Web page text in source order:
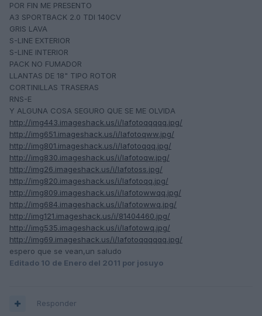
POR FIN ME PRESENTO
A3 SPORTBACK 2.0 TDI 140CV
GRIS LAVA
S-LINE EXTERIOR
S-LINE INTERIOR
PACK NO FUMADOR
LLANTAS DE 18" TIPO ROTOR
CORTINILLAS TRASERAS
RNS-E
Y ALGUNA COSA SEGURO QUE SE ME OLVIDA
http://img443.imageshack.us/i/lafotoqqqqq.jpg/
http://img651.imageshack.us/i/lafotoqww.jpg/
http://img801.imageshack.us/i/lafotoqqq.jpg/
http://img830.imageshack.us/i/lafotoqw.jpg/
http://img26.imageshack.us/i/lafotoss.jpg/
http://img820.imageshack.us/i/lafotoqq.jpg/
http://img809.imageshack.us/i/lafotowwqq.jpg/
http://img684.imageshack.us/i/lafotowwq.jpg/
http://img121.imageshack.us/i/81404460.jpg/
http://img535.imageshack.us/i/lafotowq.jpg/
http://img69.imageshack.us/i/lafotoqqqqqq.jpg/
espero que se vean,un saludo
Editado 10 de Enero del 2011 por josuyo
Responder